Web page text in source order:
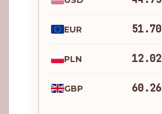
EUR 51.70
PLN 12.02
GBP 60.26